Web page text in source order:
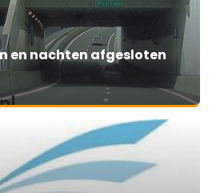
en nachten afgesloten